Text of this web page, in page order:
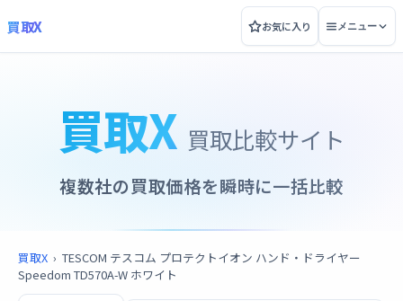
買取X お気に入り メニュー
買取X 買取比較サイト
複数社の買取価格を瞬時に一括比較
買取X › TESCOM テスコム プロテクトイオン ハンド・ドライヤー
Speedom TD570A-W ホワイト